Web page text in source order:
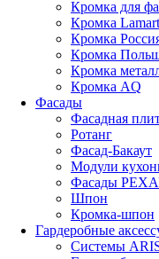
Кромка для
Кромка
Кромка
Кромка
Кромка
Кромка AQ
Фасады
Фасадная
Ротанг
Фасад-Бакаут
Модули
Фасады
Шпон
Кромка-шпон
Гардеробные
Системы